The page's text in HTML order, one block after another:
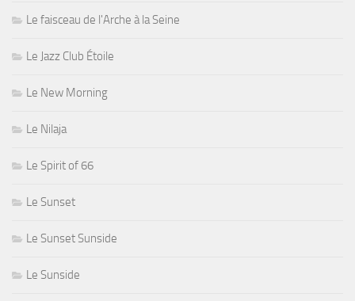
Le faisceau de l'Arche à la Seine
Le Jazz Club Étoile
Le New Morning
Le Nilaja
Le Spirit of 66
Le Sunset
Le Sunset Sunside
Le Sunside